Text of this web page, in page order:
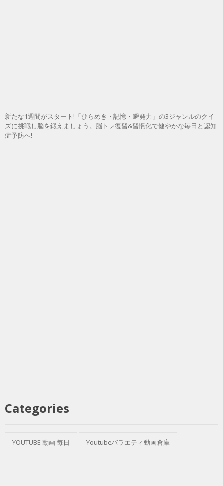
新たな1週間がスタート!「ひらめき・記憶・瞬発力」の3ジャンルのクイ
ズに挑戦し脳を鍛えましょう。脳トレ復習&習慣化で健やかな毎日と認知
症予防へ!
Categories
YOUTUBE 動画 毎日 Youtubeバラエティ動画倉庫